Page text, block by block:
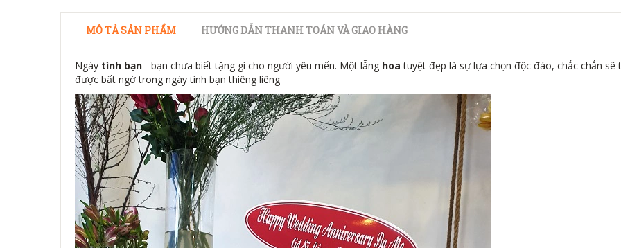
MÔ TẢ SẢN PHẨM HƯỚNG DẪN THANH TOÁN VÀ GIAO HÀNG
Ngày tình bạn - bạn chưa biết tặng gì cho người yêu mến. Một lẵng hoatuyệt đẹp là sự lựa chọn độc đáo, chắc chắn sẽ
được bất ngờ trong ngày tình bạn thiêng liêng